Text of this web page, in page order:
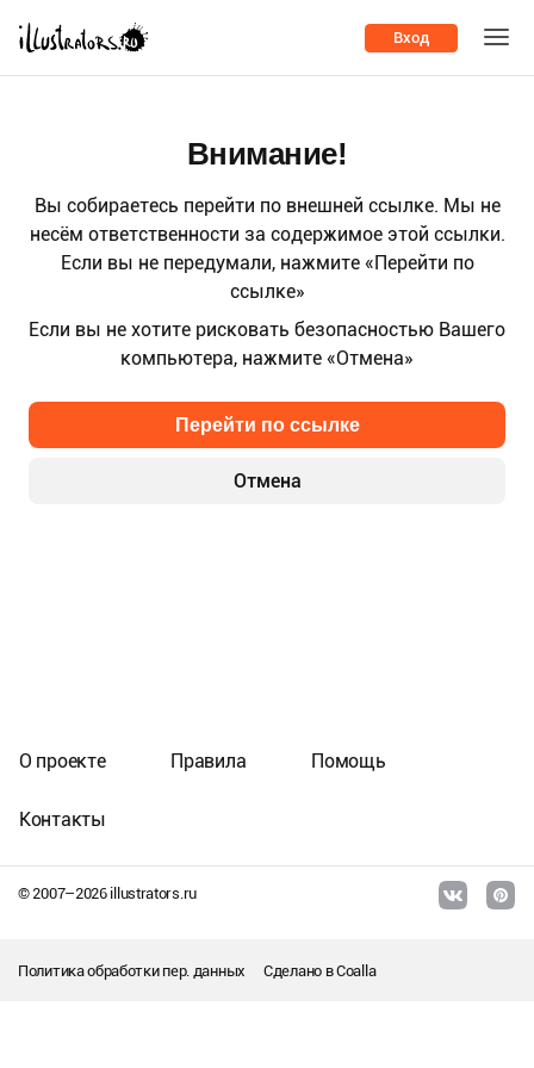
Вход
Внимание!
Вы собираетесь перейти по внешней ссылке. Мы не
несём ответственности за содержимое этой ссылки.
Если вы не передумали, нажмите «Перейти по
ссылке»
Если вы не хотите рисковать безопасностью Вашего
компьютера, нажмите «Отмена»
Отмена
Перейти по ссылке
© 2007–2026illustrators.ru
О проекте Правила Помощь
Контакты
Политика обработки пер. данных Сделано вCoalla